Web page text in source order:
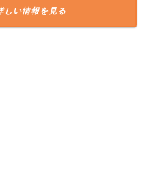
しい情報を見る